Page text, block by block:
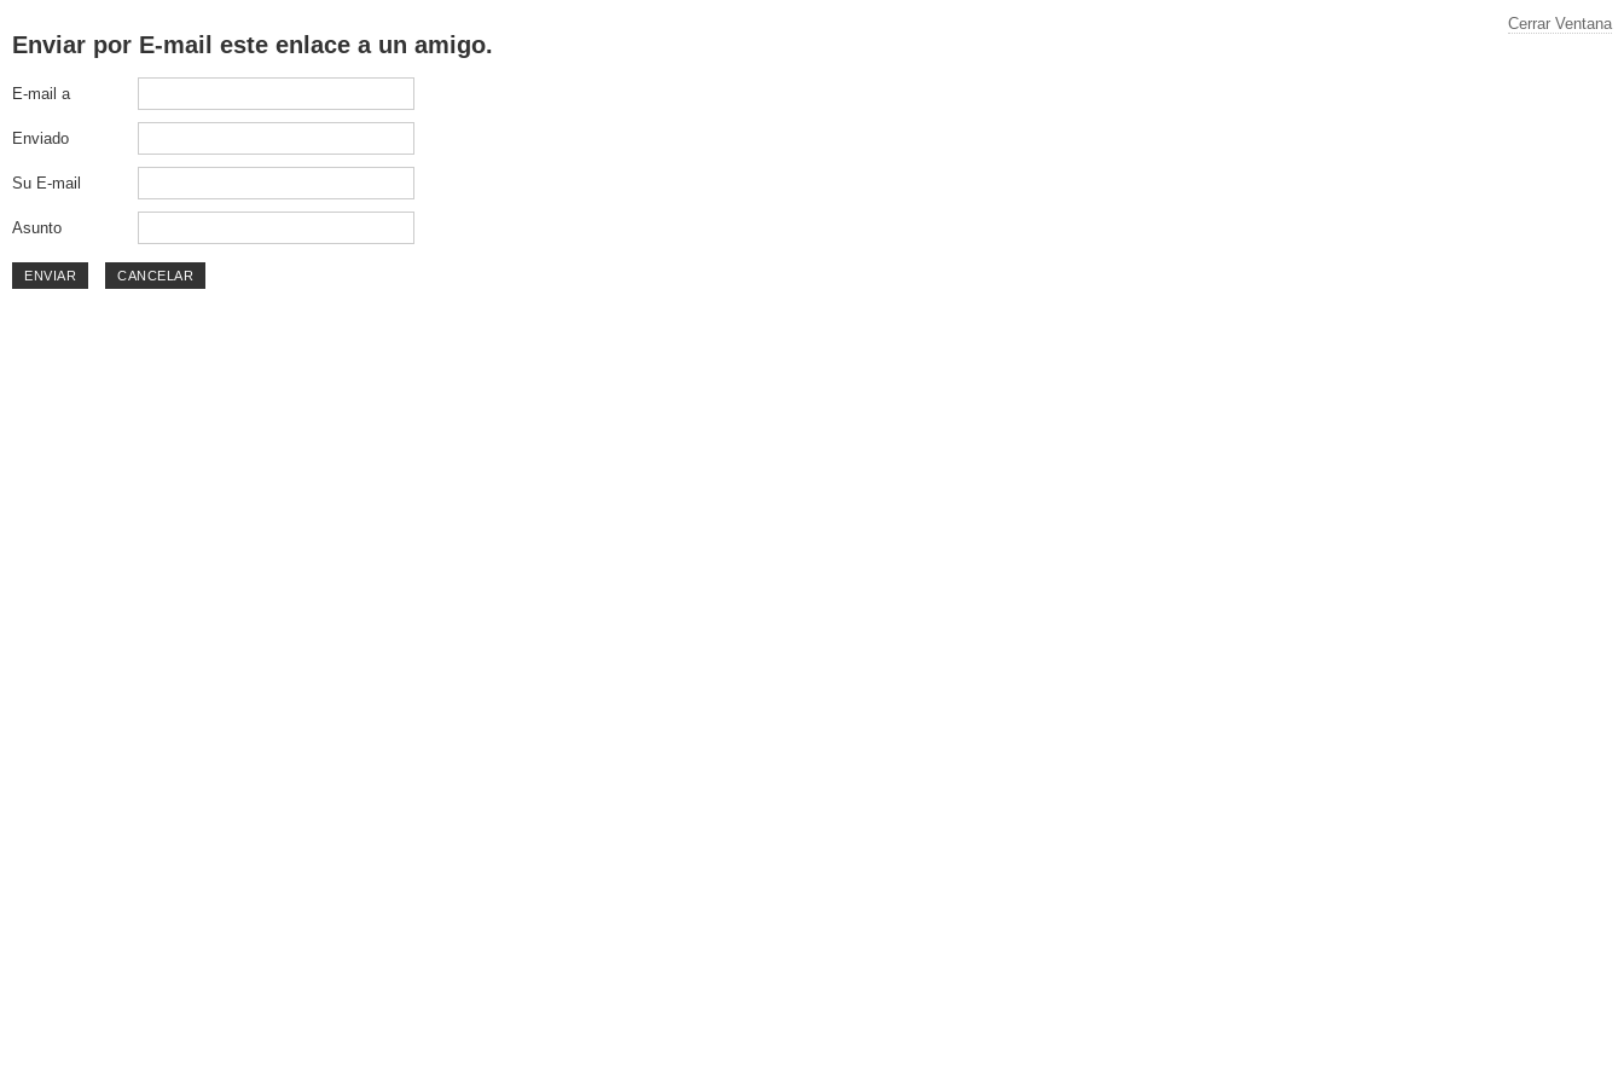
Enviar por E-mail este enlace a un amigo.
Cerrar Ventana
E-mail a
Enviado
Su E-mail
Asunto
ENVIAR CANCELAR